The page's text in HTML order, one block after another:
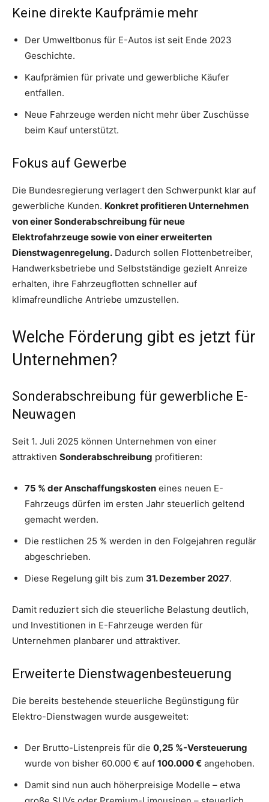
Keine direkte Kaufprämie mehr
Der Umweltbonus für E-Autos ist seit Ende 2023
Geschichte.
Kaufprämien für private und gewerbliche Käufer
entfallen.
Neue Fahrzeuge werden nicht mehr über Zuschüsse
beim Kauf unterstützt.
Fokus auf Gewerbe
Die Bundesregierung verlagert den Schwerpunkt klar auf
gewerbliche Kunden. Konkret profitieren Unternehmen
von einer Sonderabschreibung für neue
Elektrofahrzeuge sowie von einer erweiterten
Dienstwagenregelung. Dadurch sollen Flottenbetreiber,
Handwerksbetriebe und Selbstständige gezielt Anreize
erhalten, ihre Fahrzeugflotten schneller auf
klimafreundliche Antriebe umzustellen.
Welche Förderung gibt es jetzt für
Unternehmen?
Sonderabschreibung für gewerbliche E-
Neuwagen
Seit 1. Juli 2025 können Unternehmen von einer
attraktiven Sonderabschreibung profitieren:
75 % der Anschaffungskosten eines neuen E-
Fahrzeugs dürfen im ersten Jahr steuerlich geltend
gemacht werden.
Die restlichen 25 % werden in den Folgejahren regulär
abgeschrieben.
Diese Regelung gilt bis zum 31. Dezember 2027.
Damit reduziert sich die steuerliche Belastung deutlich,
und Investitionen in E-Fahrzeuge werden für
Unternehmen planbarer und attraktiver.
Erweiterte Dienstwagenbesteuerung
Die bereits bestehende steuerliche Begünstigung für
Elektro-Dienstwagen wurde ausgeweitet:
Der Brutto-Listenpreis für die 0,25 %-Versteuerung
wurde von bisher 60.000 € auf 100.000 € angehoben.
Damit sind nun auch höherpreisige Modelle – etwa